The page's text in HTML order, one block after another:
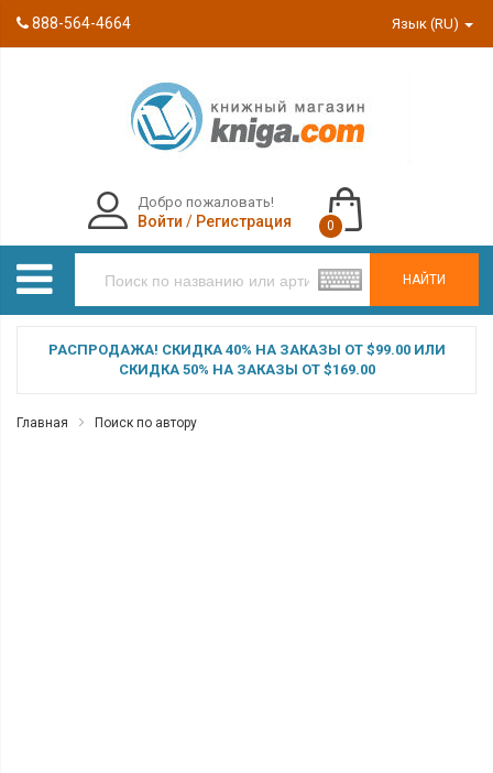
888-564-4664 Язык (RU)
НАЙТИ
Добро пожаловать!
Войти / Регистрация 0
РАСПРОДАЖА! СКИДКА 40% НА ЗАКАЗЫ ОТ $99.00 ИЛИ
СКИДКА 50% НА ЗАКАЗЫ ОТ $169.00
Главная Поиск по автору